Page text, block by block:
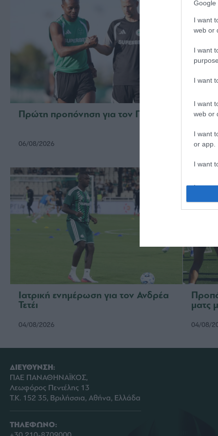
Google
I want
web or
I want
I want
I want
web or
I want
or app.
I want
I want
Πρώτη προπόνηση για τον Γκαρσία
06/08/2026
Για
05/08/
Ιατρική ενημέρωση για τον Ανδρέα
Τετέι
04/08/2026
ματς
04/08/
ΔΙΕΥΘΥΝΣΗ:
ΠΑΕ ΠΑΝΑΘΗΝΑΪΚΟΣ,
Λεωφόρος Πεντέλης 13
Τ.Κ. 152 35, Βριλήσσια, Αθήνα, Ελλάδα
ΤΗΛΕΦΩΝΟ: